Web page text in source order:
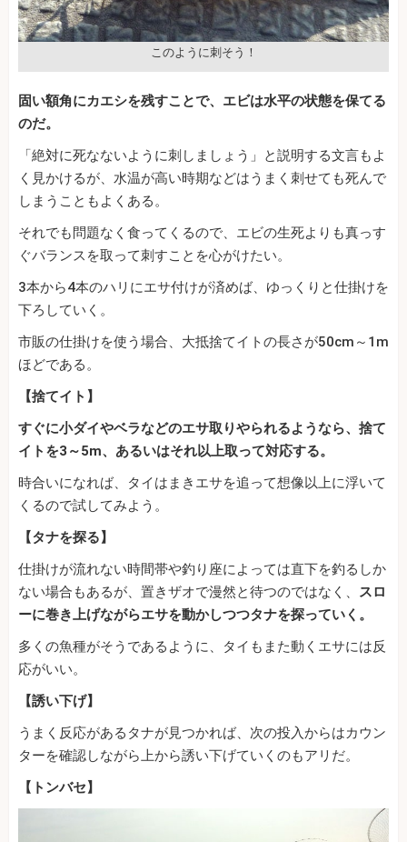
このように刺そう！
固い額角にカエシを残すことで、エビは水平の状態を保てる
のだ。
「絶対に死なないように刺しましょう」と説明する文言もよ
く見かけるが、水温が高い時期などはうまく刺せても死んで
しまうこともよくある。
それでも問題なく食ってくるので、エビの生死よりも真っす
ぐバランスを取って刺すことを心がけたい。
3本から4本のハリにエサ付けが済めば、ゆっくりと仕掛けを
下ろしていく。
市販の仕掛けを使う場合、大抵捨てイトの長さが50cm～1m
ほどである。
【捨てイト】
すぐに小ダイやベラなどのエサ取りやられるようなら、捨て
イトを3～5m、あるいはそれ以上取って対応する。
時合いになれば、タイはまきエサを追って想像以上に浮いて
くるので試してみよう。
【タナを探る】
仕掛けが流れない時間帯や釣り座によっては直下を釣るしか
ない場合もあるが、置きザオで漫然と待つのではなく、 スロ
ーに巻き上げながらエサを動かしつつタナを探っていく。
多くの魚種がそうであるように、タイもまた動くエサには反
応がいい。
【誘い下げ】
うまく反応があるタナが見つかれば、次の投入からはカウン
ターを確認しながら上から誘い下げていくのもアリだ。
【トンバセ】